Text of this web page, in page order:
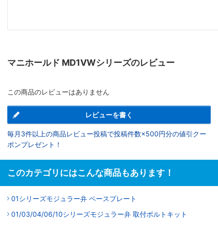
マニホールド MD1VWシリーズのレビュー
この商品のレビューはありません
レビューを書く
毎月3件以上の商品レビュー投稿で投稿件数×500円分の値引クー
ポンプレゼント！
このカテゴリにはこんな商品もあります！
01シリーズモジュラー弁 ベースプレート
01/03/04/06/10シリーズモジュラー弁 取付ボルトキット